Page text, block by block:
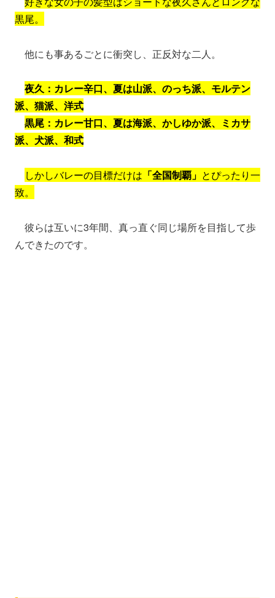
黒尾。
他にも事あるごとに衝突し、正反対な二人。
夜久：カレー辛口、夏は山派、のっち派、モルテン
派、猫派、洋式
黒尾：カレー甘口、夏は海派、かしゆか派、ミカサ
派、犬派、和式
しかしバレーの目標だけは 「全国制覇」 とぴったり一
致。
彼らは互いに3年間、真っ直ぐ同じ場所を目指して歩
んできたのです。